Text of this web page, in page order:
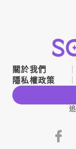
關於我們
隱私權政策